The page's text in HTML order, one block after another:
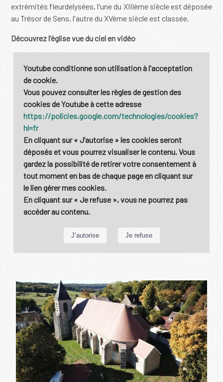
extrémités fleurdelysées, l'une du XIIIème siècle est déposée
au Trésor de Sens, l'autre du XVème siècle est classée.
Découvrez l'église vue du ciel en vidéo
Youtubeconditionne son utilisation à l'acceptation
de cookie.
Vous pouvez consulter les règles de gestion des
cookies de Youtube à cette adresse
https://policies.google.com/technologies/cookies?
hl=fr
En cliquant sur« J’autorise » les cookies seront
déposés et vous pourrez visualiser le contenu. Vous
gardez la possibilité de retirer votre consentement à
tout moment en bas de chaque page en cliquant sur
le lien gérer mes cookies.
En cliquant sur« Je refuse », vous ne pourrez pas
accéder au contenu.